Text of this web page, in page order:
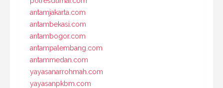
antamjakarta.com
antambekasi.com
antambogor.com
antampalembang.com
antammedan.com
yayasanarrohmah.com
yayasanpkbm.com